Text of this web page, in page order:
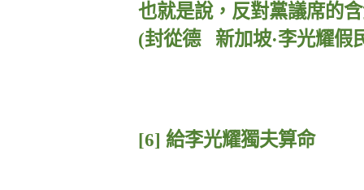
也就是說，反對黨議席的
(封從德 新加坡·李光耀假
[6] 給李光耀獨夫算命